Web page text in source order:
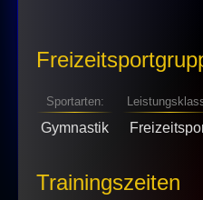
Sportarten:
Gymnastik
Trainingszeiten